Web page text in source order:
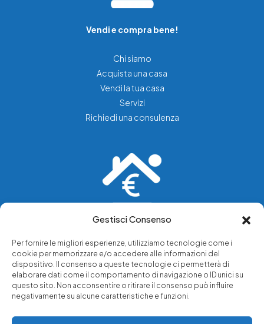
Gestisci Consenso
Per fornire le migliori esperienze, utilizziamo tecnologie come i
cookie per memorizzare e/o accedere alle informazioni del
dispositivo. Il consenso a queste tecnologie ci permetterà di
elaborare dati come il comportamento di navigazione o ID unici su
questo sito. Non acconsentire o ritirare il consenso può influire
negativamente su alcune caratteristiche e funzioni.
Vendi e compra bene!
Chi siamo
Acquista una casa
Vendi la tua casa
Servizi
Richiedi una consulenza
Chi siamo
Servizi di tutela legale
Notizie e approfondimenti